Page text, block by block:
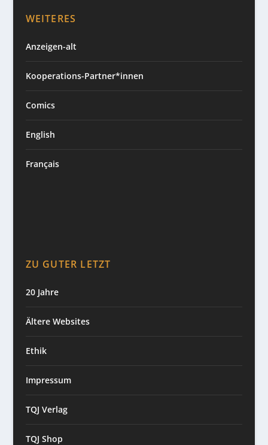
WEITERES
Anzeigen-alt
Kooperations-Partner*innen
Comics
English
Français
ZU GUTER LETZT
20 Jahre
Ältere Websites
Ethik
Impressum
TQJ Verlag
TQJ Shop